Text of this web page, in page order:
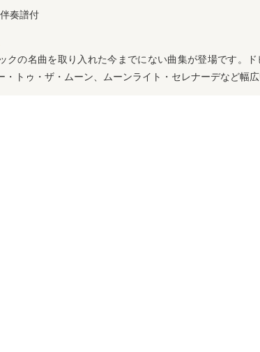
奏譜付
クの名曲を取り入れた今までにない曲集が登場です。
・トゥ・ザ・ムーン、ムーンライト・セレナーデなど幅広